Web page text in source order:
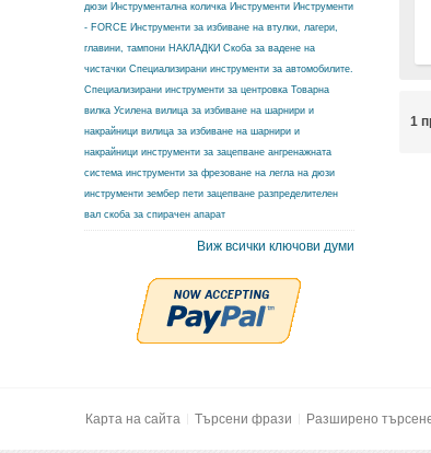
1
дюзи Инструментална количка Инструменти Инструменти
- FORCE Инструменти за избиване на втулки, лагери,
главини, тампони НАКЛАДКИ Скоба за вадене на
чистачки Специализирани инструменти за автомобилите.
Специализирани инструменти за центровка Товарна
вилка Усилена вилица за избиване на шарнири и
накрайници вилица за избиване на шарнири и
накрайници инструменти за зацепване ангренажната
система инструменти за фрезоване на легла на дюзи
инструменти зембер пети зацепване разпределителен
вал скоба за спирачен апарат
Виж всички ключови думи
Карта на сайта Търсени фрази Разширено